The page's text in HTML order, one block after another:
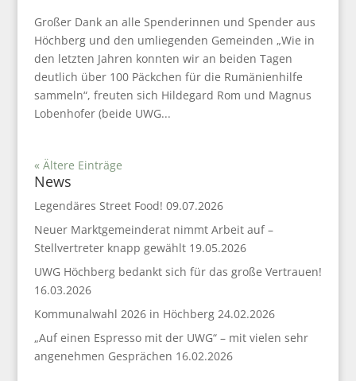
Großer Dank an alle Spenderinnen und Spender aus
Höchberg und den umliegenden Gemeinden „Wie in
den letzten Jahren konnten wir an beiden Tagen
deutlich über 100 Päckchen für die Rumänienhilfe
sammeln“, freuten sich Hildegard Rom und Magnus
Lobenhofer (beide UWG...
« Ältere Einträge
News
Legendäres Street Food! 09.07.2026
Neuer Marktgemeinderat nimmt Arbeit auf –
Stellvertreter knapp gewählt 19.05.2026
UWG Höchberg bedankt sich für das große Vertrauen!
16.03.2026
Kommunalwahl 2026 in Höchberg 24.02.2026
„Auf einen Espresso mit der UWG“ – mit vielen sehr
angenehmen Gesprächen 16.02.2026